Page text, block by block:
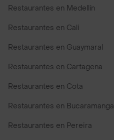
Restaurantes en Medellín
Restaurantes en Cali
Restaurantes en Guaymaral
Restaurantes en Cartagena
Restaurantes en Cota
Restaurantes en Bucaramanga
Restaurantes en Pereira